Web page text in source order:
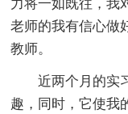
力将一如既往，我
老师的我有信心做
教师。
近两个月的实习
趣，同时，它使我